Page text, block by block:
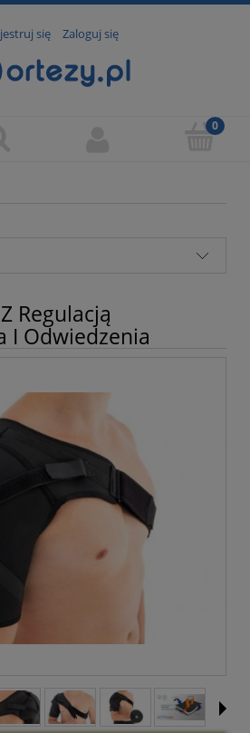
się Zaloguj się
Regulacją
I Odwiedzenia